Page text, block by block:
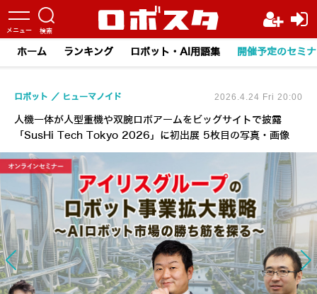
ホーム ランキング ロボット・AI用語集 開催予定のセミ
人機一体が人型重機や双腕ロボアームをビッグサイトで披露
「SusHi Tech Tokyo 2026」に初出展 5枚目の写真・画像
ロボット ヒューマノイド 2026.4.24 Fri 20:00